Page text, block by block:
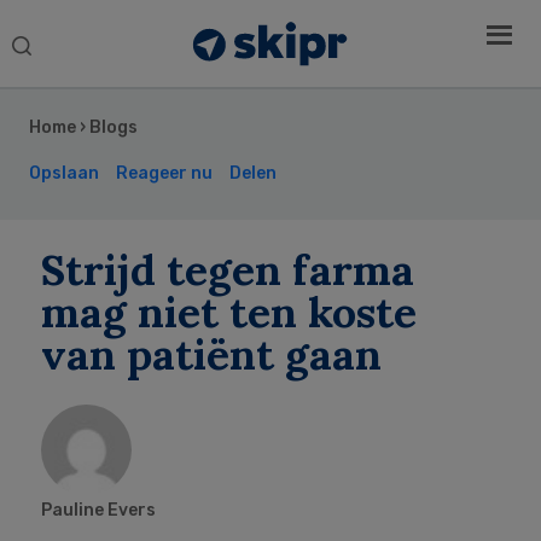
Search
Home › Blogs
Opslaan Reageer nu Delen
Strijd tegen farma
mag niet ten koste
van patiënt gaan
Pauline Evers
Sidebar